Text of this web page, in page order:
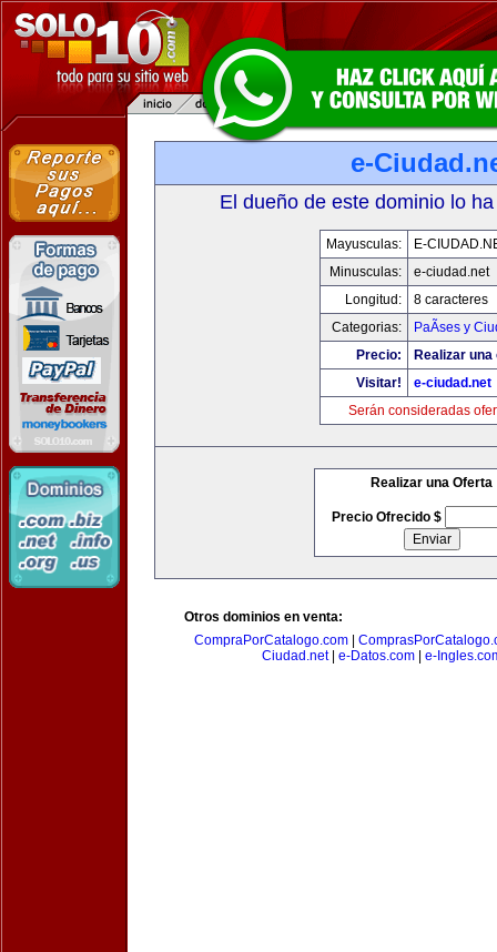
e-
El dueño de este dominio lo
Mayusculas:
E-
Minusculas:
e-ciudad.net
Longitud:
8 caracteres
Categorias:
PaÃ­ses y
Precio:
Realizar
Visitar!
e-ciudad.net
Serán consideradas
Realizar una Oferta
Precio Ofrecido $
Otros dominios en venta:
CompraPorCatalogo.com|
Ciudad.net| e-Datos.com e-